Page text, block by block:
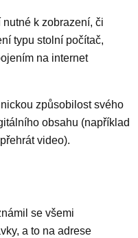
k zobrazení, či
typu stolní počítač,
na internet
způsobilost svého
obsahu (například
video).
se všemi
a to na adrese